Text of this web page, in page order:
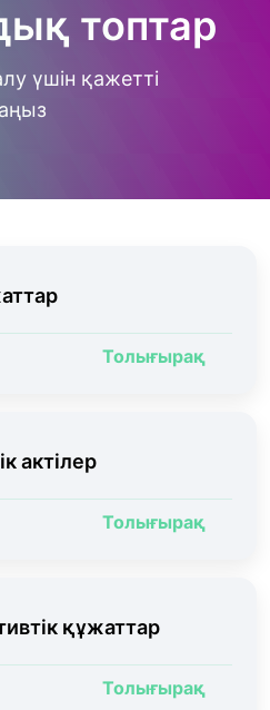
топтар
үшін қажетті
Толығырақ
актілер
Толығырақ
құжаттар
Толығырақ